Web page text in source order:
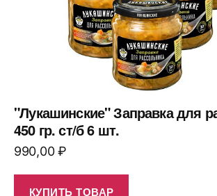
"Лукашинские" Заправка для
450 гр. ст/б 6 шт.
990,00₽
КУПИТЬ ТОВАР